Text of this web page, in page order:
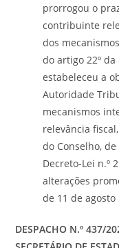
prorrogou o
contribuinte
dos
do artigo 22º
estabeleceu a
Autoridade
mecanismos
relevância
do Conselho,
Decreto-Lei n.º
alterações
de 11 de agosto
DESPACHO N.º 437/